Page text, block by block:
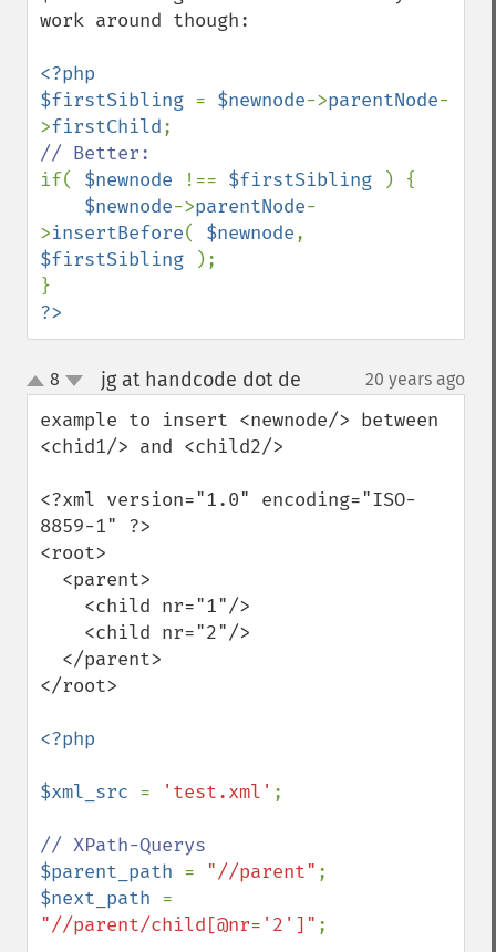
work around though:
<?php
$firstSibling = $newnode->parentNode-
>firstChild
if( $newnode !== $firstSibling
) {
$newnode->parentNode-
>insertBefore( $newnode
$firstSibling
);
?>
up
down
8 jg at handcode dot de 20 years ago
example to insert <newnode/> between
<chid1/> and <child2/>
<?xml version="1.0" encoding="ISO-
8859-1" ?>
<root>
</root>
<?php
$xml_src = 'test.xml' ;
$parent_path = "//parent"
$next_path
"//parent/child[@nr='2']" ;